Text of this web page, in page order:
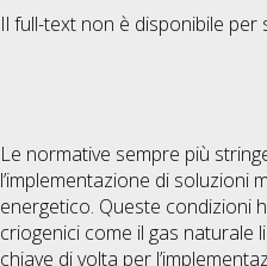
Il full-text non è disponibile per
Le normative sempre più
l’implementazione di
energetico. Queste condizioni
criogenici come il gas naturale
chiave di volta per